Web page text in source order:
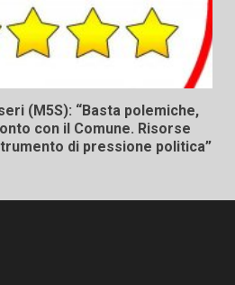
(M5S): “Basta polemiche,
con il Comune. Risorse
di pressione politica”